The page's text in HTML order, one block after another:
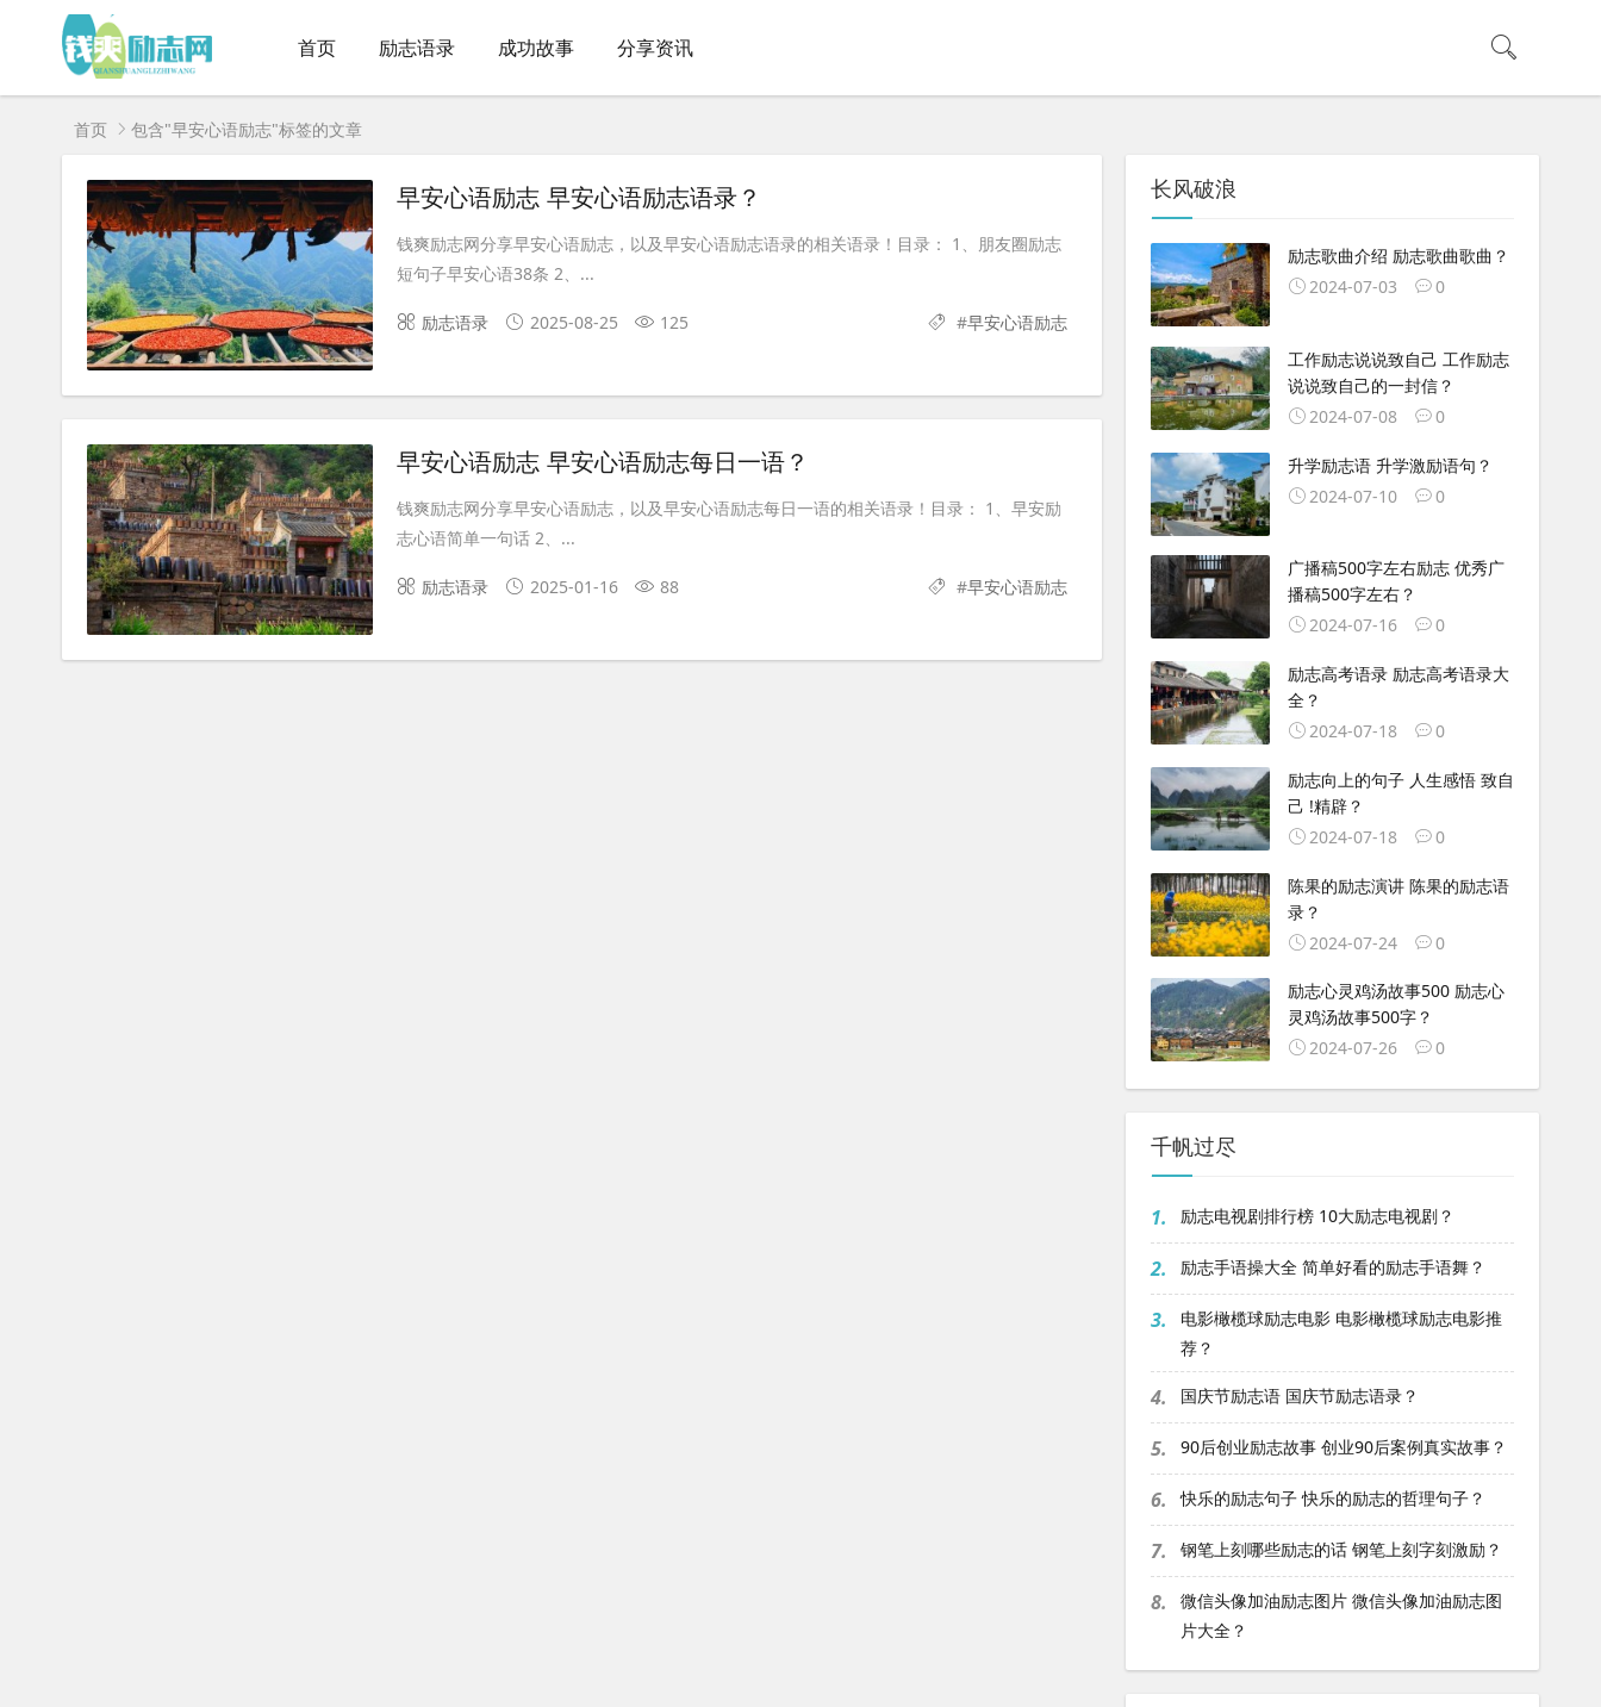
首页 励志语录 成功故事 分享资讯
首页 包含"早安心语励志"标签的文章
早安心语励志 早安心语励志语录？
钱爽励志网分享早安心语励志，以及早安心语励志语录的相关语录！目录： 1、朋友圈励志
短句子早安心语38条 2、...
励志语录 2025-08-25 125 #早安心语励志
早安心语励志 早安心语励志每日一语？
钱爽励志网分享早安心语励志，以及早安心语励志每日一语的相关语录！目录： 1、早安励
志心语简单一句话 2、...
励志语录 2025-01-16 88 #早安心语励志
长风破浪
励志歌曲介绍 励志歌曲歌曲？
2024-07-03
0
工作励志说说致自己 工作励志
说说致自己的一封信？
2024-07-08
0
升学励志语 升学激励语句？
2024-07-10
0
广播稿500字左右励志 优秀广
播稿500字左右？
2024-07-16
0
励志高考语录 励志高考语录大
全？
2024-07-18
0
励志向上的句子 人生感悟 致自
己 !精辟？
2024-07-18
0
陈果的励志演讲 陈果的励志语
录？
2024-07-24
0
励志心灵鸡汤故事500 励志心
灵鸡汤故事500字？
2024-07-26
0
千帆过尽
1. 励志电视剧排行榜 10大励志电视剧？
2. 励志手语操大全 简单好看的励志手语舞？
3.
电影橄榄球励志电影 电影橄榄球励志电影推
荐？
4. 国庆节励志语 国庆节励志语录？
5. 90后创业励志故事 创业90后案例真实故事？
6. 快乐的励志句子 快乐的励志的哲理句子？
7. 钢笔上刻哪些励志的话 钢笔上刻字刻激励？
8.
微信头像加油励志图片 微信头像加油励志图
片大全？